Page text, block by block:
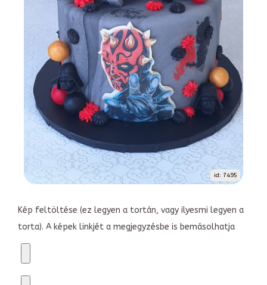
id: 7495
Kép feltöltése (ez legyen a tortán, vagy ilyesmi legyen a
torta). A képek linkjét a megjegyzésbe is bemásolhatja